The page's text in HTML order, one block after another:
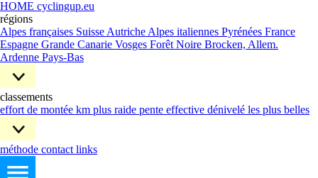
HOME cyclingup.eu
régions
Alpes françaises Suisse Autriche Alpes italiennes Pyrénées France
Espagne Grande Canarie Vosges Forêt Noire Brocken, Allem.
Ardenne Pays-Bas
classements
effort de montée km plus raide pente effective dénivelé les plus belles
méthode contact links